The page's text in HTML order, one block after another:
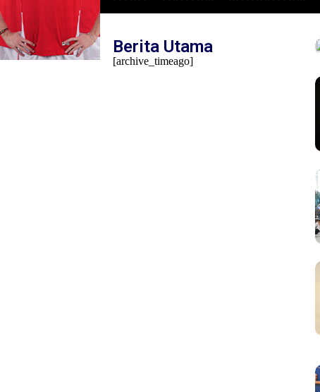
Berita Utama
[archive_timeago]